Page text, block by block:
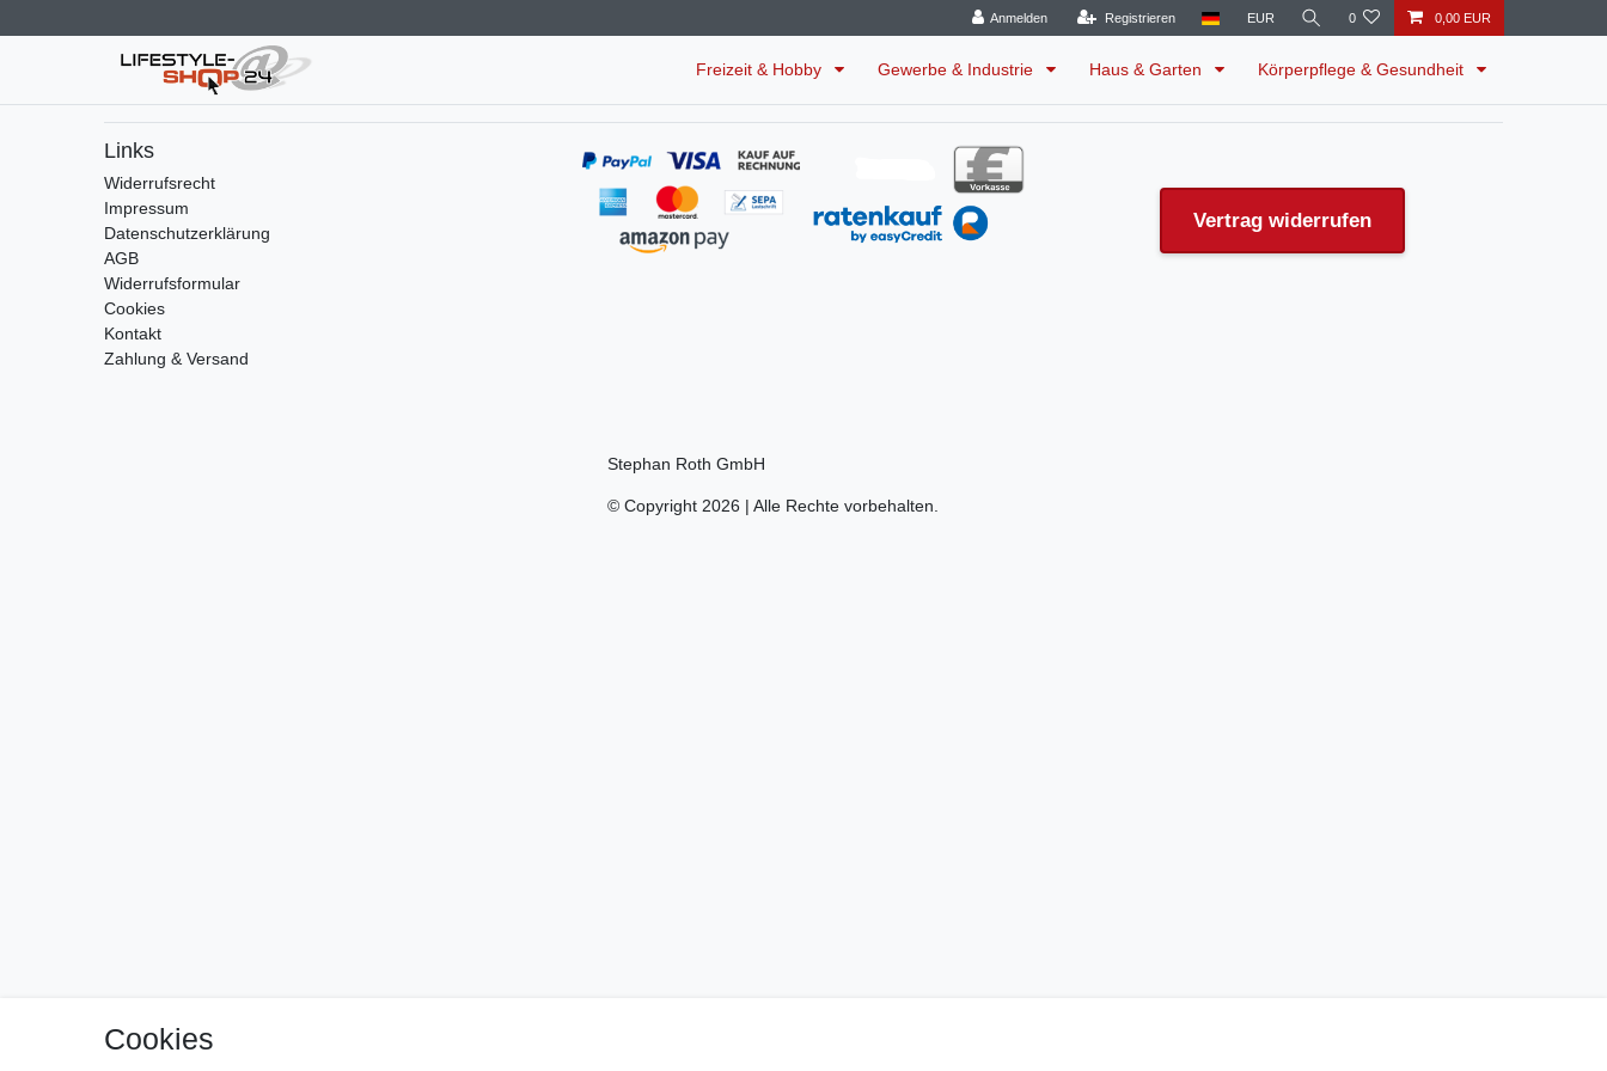
Anmelden Registrieren EUR 0 0,00 EUR
Freizeit & Hobby Gewerbe & Industrie Haus & Garten Körperpflege & Gesundheit
Links
Widerrufs­recht
Impressum
Daten­schutz­erklärung
AGB
Widerrufsformular
Cookies
Kontakt
Zahlung & Versand
Stephan Roth GmbH
© Copyright 2026 | Alle Rechte vorbehalten.
Vertrag widerrufen
Cookies